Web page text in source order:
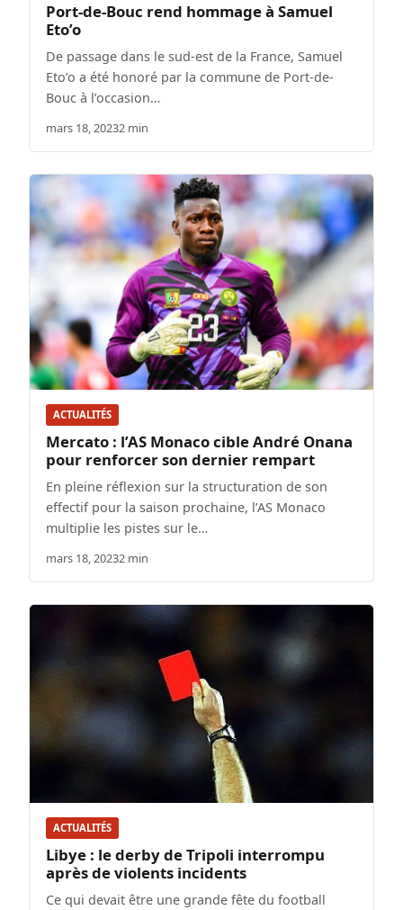
Port-de-Bouc rend hommage à Samuel
Eto’o
De passage dans le sud-est de la France, Samuel
Eto’o a été honoré par la commune de Port-de-
Bouc à l’occasion…
mars 18, 20232 min
ACTUALITÉS
Mercato : l’AS Monaco cible André Onana
pour renforcer son dernier rempart
En pleine réflexion sur la structuration de son
effectif pour la saison prochaine, l’AS Monaco
multiplie les pistes sur le…
mars 18, 20232 min
ACTUALITÉS
Libye : le derby de Tripoli interrompu
après de violents incidents
Ce qui devait être une grande fête du football